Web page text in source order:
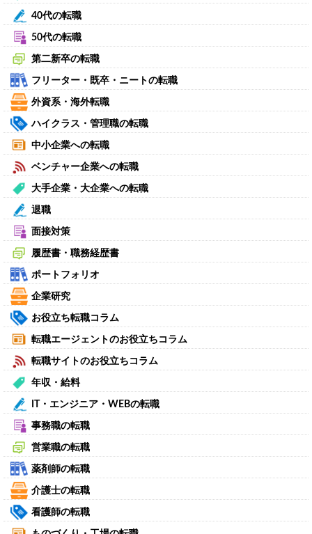
40代の転職
50代の転職
第二新卒の転職
フリーター・既卒・ニートの転職
外資系・海外転職
ハイクラス・管理職の転職
中小企業への転職
ベンチャー企業への転職
大手企業・大企業への転職
退職
面接対策
履歴書・職務経歴書
ポートフォリオ
企業研究
お役立ち転職コラム
転職エージェントのお役立ちコラム
転職サイトのお役立ちコラム
年収・給料
IT・エンジニア・WEBの転職
事務職の転職
営業職の転職
薬剤師の転職
介護士の転職
看護師の転職